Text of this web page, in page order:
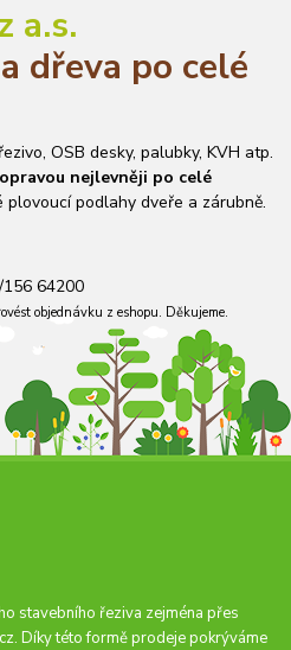
a.s.
dřeva po celé
OSB desky, palubky, KVH atp.
nejlevněji po celé
plovoucí podlahy dveře a zárubně.
64200
objednávku z eshopu. Děkujeme.
stavebního řeziva zejména přes
. Díky této formě prodeje pokrýváme